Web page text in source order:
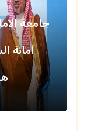
جامعة
أمانة